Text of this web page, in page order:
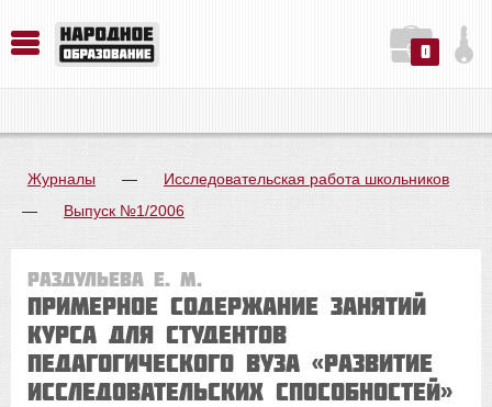
0
Журналы —
Исследовательская работа школьников
—
Выпуск №1/2006
Раздульева Е. М.
Примерное содержание занятий
курса для студентов
педагогического вуза «Развитие
исследовательских способностей»